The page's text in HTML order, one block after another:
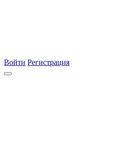
Войти Регистрация